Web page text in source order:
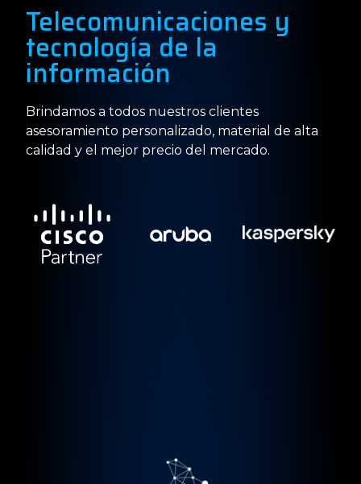
Telecomunicaciones y
tecnología de la
información
Brindamos a todos nuestros clientes
asesoramiento personalizado, material de alta
calidad y el mejor precio del mercado.